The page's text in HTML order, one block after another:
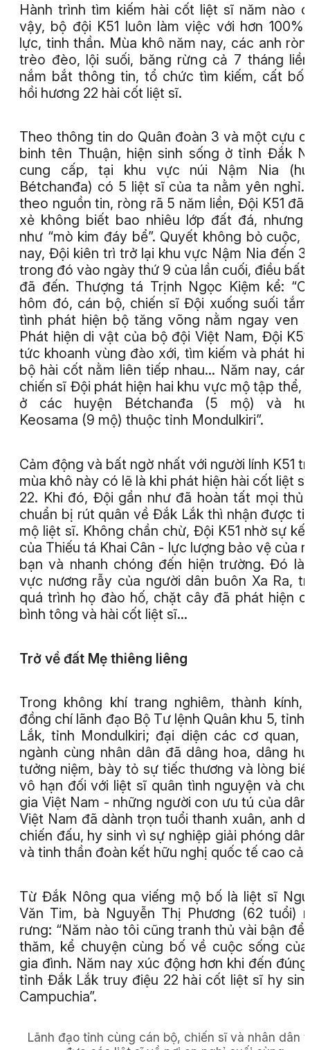
Hành trình tìm kiếm hài cốt liệt sĩ năm nào
vậy, bộ đội K51 luôn làm việc với hơn 100%
lực, tinh thần. Mùa khô năm nay, các anh
trèo đèo, lội suối, băng rừng cả 7 tháng
nắm bắt thông tin, tổ chức tìm kiếm, cất
hồi hương 22 hài cốt liệt sĩ.
Theo thông tin do Quân đoàn 3 và một cựu
binh tên Thuận, hiện sinh sống ở tỉnh Đắk
cung cấp, tại khu vực núi Nậm Nia
Bétchanđa) có 5 liệt sĩ của ta nằm yên nghỉ.
theo nguồn tin, ròng rã 5 năm liền, Đội K51 đã
xẻ không biết bao nhiêu lớp đất đá, nhưng
như “mò kim đáy bể”. Quyết không bỏ cuộc,
nay, Đội kiên trì trở lại khu vực Nậm Nia đến 3
trong đó vào ngày thứ 9 của lần cuối, điều bất
đã đến. Thượng tá Trịnh Ngọc Kiệm kể:
hôm đó, cán bộ, chiến sĩ Đội xuống suối
tình phát hiện bộ tăng võng nằm ngay ven
Phát hiện di vật của bộ đội Việt Nam, Đội
tức khoanh vùng đào xới, tìm kiếm và phát
bộ hài cốt nằm liên tiếp nhau… Năm nay,
chiến sĩ Đội phát hiện hai khu vực mộ tập thể,
ở các huyện Bétchanđa (5 mộ) và
Keosama (9 mộ) thuộc tỉnh Mondulkiri”.
Cảm động và bất ngờ nhất với người lính K51
mùa khô này có lẽ là khi phát hiện hài cốt liệt
22. Khi đó, Đội gần như đã hoàn tất mọi thủ
chuẩn bị rút quân về Đắk Lắk thì nhận được
mộ liệt sĩ. Không chần chừ, Đội K51 nhờ sự
của Thiếu tá Khai Cân - lực lượng bảo vệ của
bạn và nhanh chóng đến hiện trường. Đó là
vực nương rẫy của người dân buôn Xa Ra,
quá trình họ đào hố, chặt cây đã phát hiện
bình tông và hài cốt liệt sĩ…
Trở về đất Mẹ thiêng liêng
Trong không khí trang nghiêm, thành kính,
đồng chí lãnh đạo Bộ Tư lệnh Quân khu 5, tỉnh
Lắk, tỉnh Mondulkiri; đại diện các cơ quan,
ngành cùng nhân dân đã dâng hoa, dâng
tưởng niệm, bày tỏ sự tiếc thương và lòng
vô hạn đối với liệt sĩ quân tình nguyện và
gia Việt Nam - những người con ưu tú của
Việt Nam đã dành trọn tuổi thanh xuân, anh
chiến đấu, hy sinh vì sự nghiệp giải phóng
và tinh thần đoàn kết hữu nghị quốc tế cao cả.
Từ Đắk Nông qua viếng mộ bố là liệt sĩ
Văn Tim, bà Nguyễn Thị Phương (62 tuổi)
rưng: “Năm nào tôi cũng tranh thủ vài bận để
thăm, kể chuyện cùng bố về cuộc sống
gia đình. Năm nay xúc động hơn khi đến
tỉnh Đắk Lắk truy điệu 22 hài cốt liệt sĩ hy
Campuchia”.
Lãnh đạo tỉnh cùng cán bộ, chiến sĩ và nhân dân